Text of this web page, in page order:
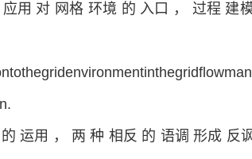
用 对 网格 环境 的 入口 ， 过程 建
运用 ， 两 种 相反 的 语调 形成 反